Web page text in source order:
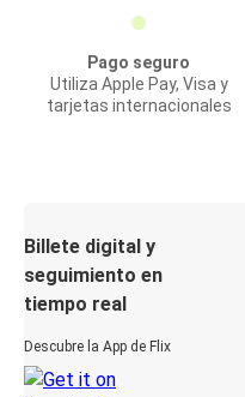
Pago seguro
Utiliza Apple Pay, Visa y
tarjetas internacionales
Billete digital y
seguimiento en
tiempo real
Descubre la App de Flix